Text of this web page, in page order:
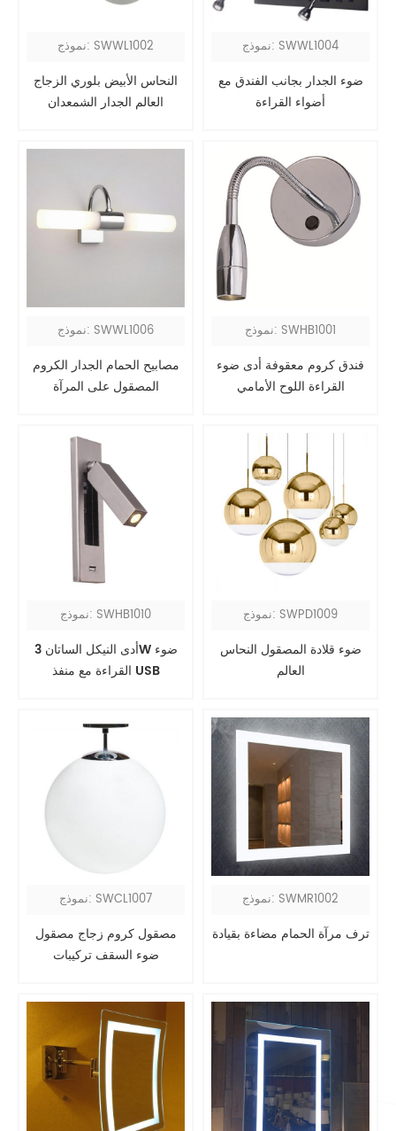
نموذج: SWWL1002
النحاس الأبيض بلوري الزجاج
العالم الجدار الشمعدان
نموذج: SWWL1004
ضوء الجدار بجانب الفندق مع
أضواء القراءة
نموذج: SWWL1006
مصابيح الحمام الجدار الكروم
المصقول على المرآة
نموذج: SWHB1001
فندق كروم معقوفة أدى ضوء
القراءة اللوح الأمامي
نموذج: SWHB1010
أدى النيكل الساتان 3W ضوء
القراءة مع منفذ USB
نموذج: SWPD1009
ضوء قلادة المصقول النحاس
العالم
نموذج: SWCL1007
مصقول كروم زجاج مصقول
ضوء السقف تركيبات
نموذج: SWMR1002
ترف مرآة الحمام مضاءة بقيادة